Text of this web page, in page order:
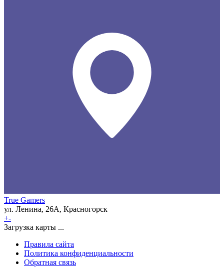
True Gamers
ул. Ленина, 26А, Красногорск
+-
Загрузка карты ...
Правила сайта
Политика конфиденциальности
Обратная связь